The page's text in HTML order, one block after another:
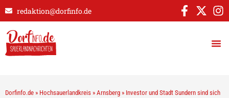
redaktion@dorfinfo.de
Dorfinfo.de » Hochsauerlandkreis » Arnsberg » Investor und Stadt Sundern sind sich